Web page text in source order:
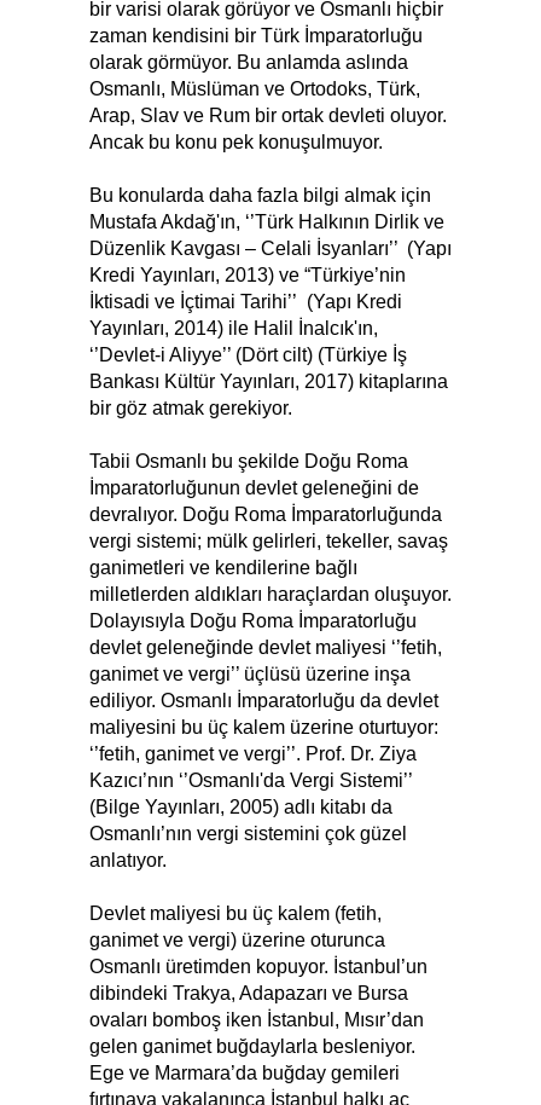
bir varisi olarak görüyor ve Osmanlı hiçbir
zaman kendisini bir Türk İmparatorluğu
olarak görmüyor. Bu anlamda aslında
Osmanlı, Müslüman ve Ortodoks, Türk,
Arap, Slav ve Rum bir ortak devleti oluyor.
Ancak bu konu pek konuşulmuyor.
Bu konularda daha fazla bilgi almak için
Mustafa Akdağ'ın, ‘’Türk Halkının Dirlik ve
Düzenlik Kavgası – Celali İsyanları’’ (Yapı
Kredi Yayınları, 2013) ve “Türkiye’nin
İktisadi ve İçtimai Tarihi’’ (Yapı Kredi
Yayınları, 2014) ile Halil İnalcık'ın,
‘’Devlet-i Aliyye’’ (Dört cilt) (Türkiye İş
Bankası Kültür Yayınları, 2017) kitaplarına
bir göz atmak gerekiyor.
Tabii Osmanlı bu şekilde Doğu Roma
İmparatorluğunun devlet geleneğini de
devralıyor. Doğu Roma İmparatorluğunda
vergi sistemi; mülk gelirleri, tekeller, savaş
ganimetleri ve kendilerine bağlı
milletlerden aldıkları haraçlardan oluşuyor.
Dolayısıyla Doğu Roma İmparatorluğu
devlet geleneğinde devlet maliyesi ‘’fetih,
ganimet ve vergi’’ üçlüsü üzerine inşa
ediliyor. Osmanlı İmparatorluğu da devlet
maliyesini bu üç kalem üzerine oturtuyor:
‘’fetih, ganimet ve vergi’’. Prof. Dr. Ziya
Kazıcı’nın ‘’Osmanlı'da Vergi Sistemi’’
(Bilge Yayınları, 2005) adlı kitabı da
Osmanlı’nın vergi sistemini çok güzel
anlatıyor.
Devlet maliyesi bu üç kalem (fetih,
ganimet ve vergi) üzerine oturunca
Osmanlı üretimden kopuyor. İstanbul’un
dibindeki Trakya, Adapazarı ve Bursa
ovaları bomboş iken İstanbul, Mısır’dan
gelen ganimet buğdaylarla besleniyor.
Ege ve Marmara’da buğday gemileri
fırtınaya yakalanınca İstanbul halkı aç